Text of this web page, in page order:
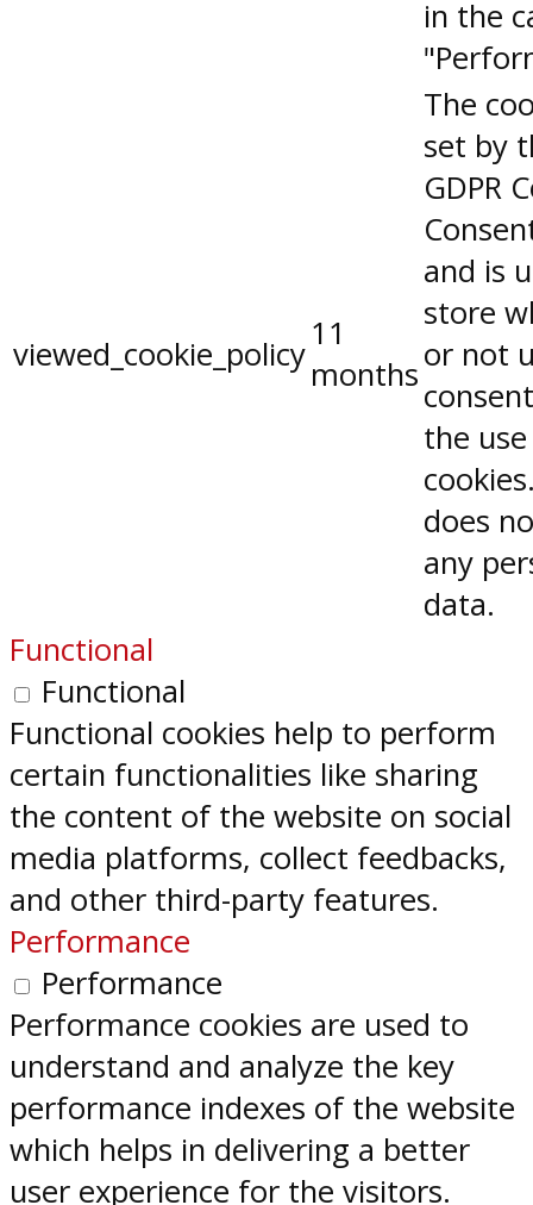
in the
viewed_cookie_policy
11
months
The
set by
GDPR
and is
store
or not
the
does
any
data.
Functional
Functional
Functional cookies help to perform
certain functionalities like sharing
the content of the website on social
media platforms, collect feedbacks,
and other third-party features.
Performance
Performance
Performance cookies are used to
understand and analyze the key
performance indexes of the website
which helps in delivering a better
user experience for the visitors.